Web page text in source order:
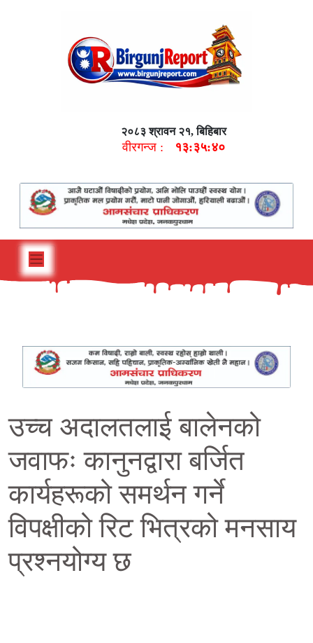
२०८३ श्रावन २१, बिहिबार
वीरगन्ज : १३:३५:४१
उच्च अदालतलाई बालेनको
जवाफः कानुनद्वारा बर्जित
कार्यहरूको समर्थन गर्ने
विपक्षीको रिट भित्रको मनसाय
प्रश्नयोग्य छ